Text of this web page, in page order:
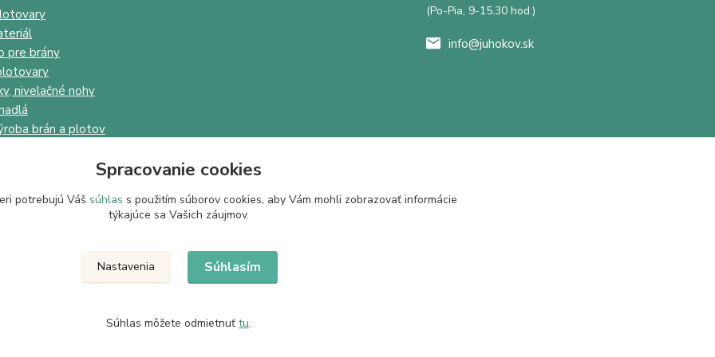
pre brány
nivelačné nohy
brán a plotov
(Po-Pia, 9-15.30 hod.)
info@juhokov.sk
Upravit sběr cookies.
Spracovanie cookies
potrebujú Váš súhlas s použitím súborov cookies, aby Vám mohli zobrazovať informácie
týkajúce sa Vašich záujmov.
Nastavenia Súhlasím
Súhlas môžete odmietnuť tu.